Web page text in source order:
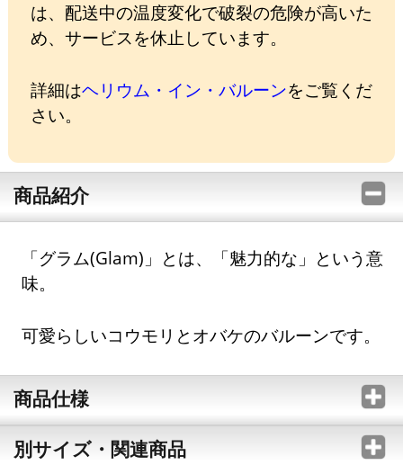
は、配送中の温度変化で破裂の危険が高いた
め、サービスを休止しています。
詳細はヘリウム・イン・バルーンをご覧くだ
さい。
商品紹介
「グラム(Glam)」とは、「魅力的な」という意
味。
可愛らしいコウモリとオバケのバルーンです。
商品仕様
別サイズ・関連商品